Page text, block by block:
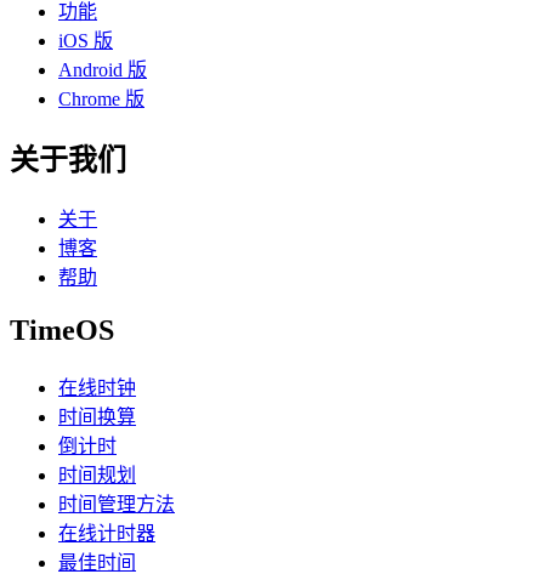
功能
iOS 版
Android 版
Chrome 版
关于我们
关于
博客
帮助
TimeOS
在线时钟
时间换算
倒计时
时间规划
时间管理方法
在线计时器
最佳时间